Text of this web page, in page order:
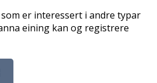
er interessert i andre typar
eining kan og registrere